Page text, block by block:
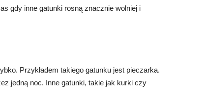
gdy inne gatunki rosną znacznie wolniej i
Przykładem takiego gatunku jest pieczarka.
jedną noc. Inne gatunki, takie jak kurki czy